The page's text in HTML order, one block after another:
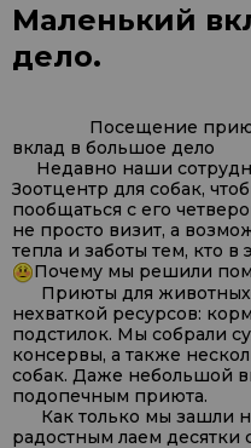
Маленький
дело.
Посещение приюта
вклад в большое дело
Недавно наши
Зоотцентр для собак,
пообщаться с его
не просто визит, а
тепла и заботы тем, кто
Почему мы решили
Приюты для животных
нехваткой ресурсов:
подстилок. Мы собрали
консервы, а также
собак. Даже небольшой
подопечным приюта.
Как только мы зашли
радостным лаем десятки